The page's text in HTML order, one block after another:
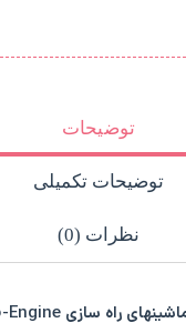
توضیحات
توضیحات تکمیلی
نظرات (0)